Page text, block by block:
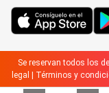
Se reservan todos los
legal
Términos y